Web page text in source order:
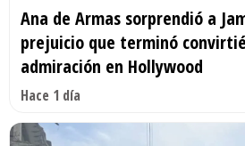
Ana de Armas sorprendió a
prejuicio que terminó
admiración en Hollywood
Hace 1 día